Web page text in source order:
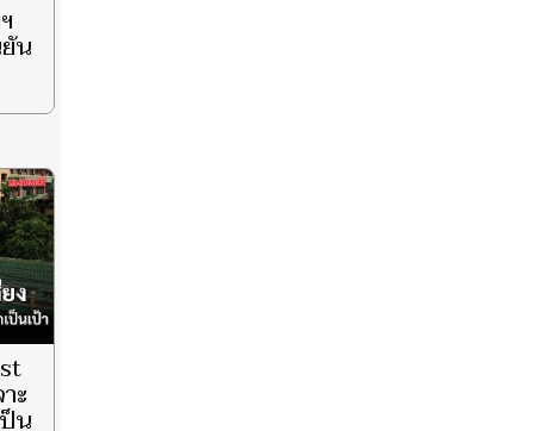
น
ะ
น